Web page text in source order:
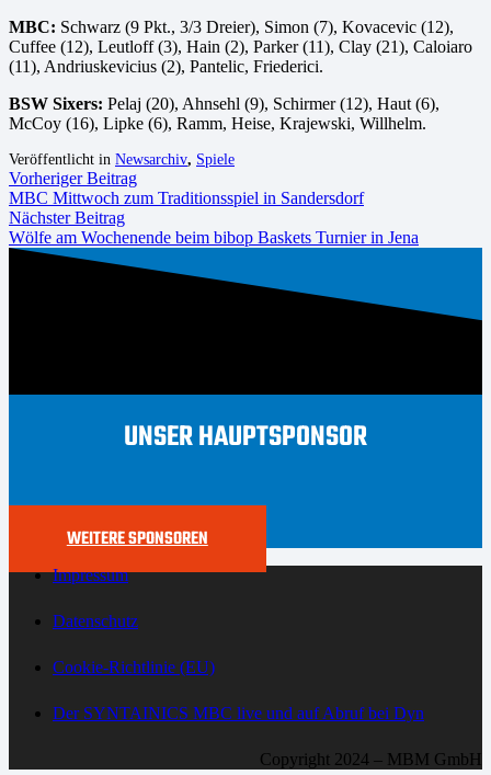
MBC: Schwarz (9 Pkt., 3/3 Dreier), Simon (7), Kovacevic (12),
Cuffee (12), Leutloff (3), Hain (2), Parker (11), Clay (21), Caloiaro
(11), Andriuskevicius (2), Pantelic, Friederici.
BSW Sixers: Pelaj (20), Ahnsehl (9), Schirmer (12), Haut (6),
McCoy (16), Lipke (6), Ramm, Heise, Krajewski, Willhelm.
Veröffentlicht in Newsarchiv, Spiele
Vorheriger Beitrag
MBC Mittwoch zum Traditionsspiel in Sandersdorf
Nächster Beitrag
Wölfe am Wochenende beim bibop Baskets Turnier in Jena
UNSER HAUPTSPONSOR
WEITERE SPONSOREN
Impressum
Datenschutz
Cookie-Richtlinie (EU)
Der SYNTAINICS MBC live und auf Abruf bei Dyn
Copyright 2024 – MBM GmbH